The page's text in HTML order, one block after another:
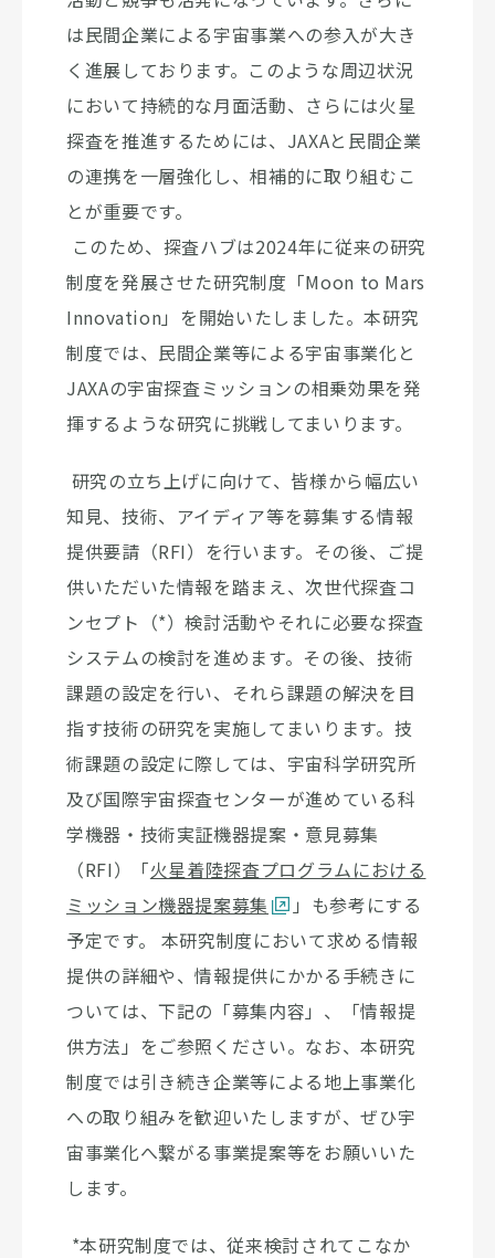
は民間企業による宇宙事業への参入が大き
く進展しております。このような周辺状況
において持続的な月面活動、さらには火星
探査を推進するためには、JAXAと民間企業
の連携を一層強化し、相補的に取り組むこ
とが重要です。
このため、探査ハブは2024年に従来の研究
制度を発展させた研究制度「Moon to Mars
Innovation」を開始いたしました。本研究
制度では、民間企業等による宇宙事業化と
JAXAの宇宙探査ミッションの相乗効果を発
揮するような研究に挑戦してまいります。
研究の立ち上げに向けて、皆様から幅広い
知見、技術、アイディア等を募集する情報
提供要請（RFI）を行います。その後、ご提
供いただいた情報を踏まえ、次世代探査コ
ンセプト（*）検討活動やそれに必要な探査
システムの検討を進めます。その後、技術
課題の設定を行い、それら課題の解決を目
指す技術の研究を実施してまいります。技
術課題の設定に際しては、宇宙科学研究所
及び国際宇宙探査センターが進めている科
学機器・技術実証機器提案・意見募集
（RFI）「火星着陸探査プログラムにおける
ミッション機器提案募集
」も参考にする
予定です。 本研究制度において求める情報
提供の詳細や、情報提供にかかる手続きに
ついては、下記の「募集内容」、「情報提
供方法」をご参照ください。なお、本研究
制度では引き続き企業等による地上事業化
への取り組みを歓迎いたしますが、ぜひ宇
宙事業化へ繋がる事業提案等をお願いいた
します。
*本研究制度では、従来検討されてこなか